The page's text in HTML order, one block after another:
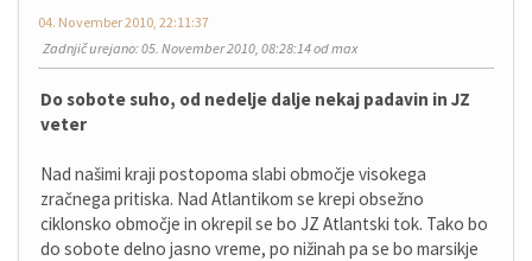
04. November 2010, 22:11:37
Zadnjič urejano: 05. November 2010, 08:28:14 od max
Do sobote suho, od nedelje dalje nekaj padavin in JZ
veter
Nad našimi kraji postopoma slabi območje visokega
zračnega pritiska. Nad Atlantikom se krepi obsežno
ciklonsko območje in okrepil se bo JZ Atlantski tok. Tako bo
do sobote delno jasno vreme, po nižinah pa se bo marsikje